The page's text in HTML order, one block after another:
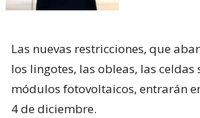
Las nuevas restricciones, que
los lingotes, las obleas, las celdas
módulos fotovoltaicos, entrarán
4 de diciembre.